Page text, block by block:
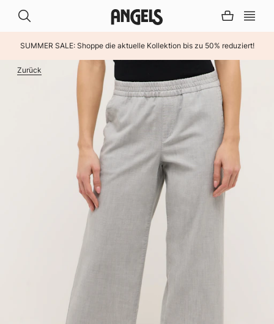
SUMMER SALE: Shoppe die aktuelle Kollektion bis zu 50% reduziert!
Zurück